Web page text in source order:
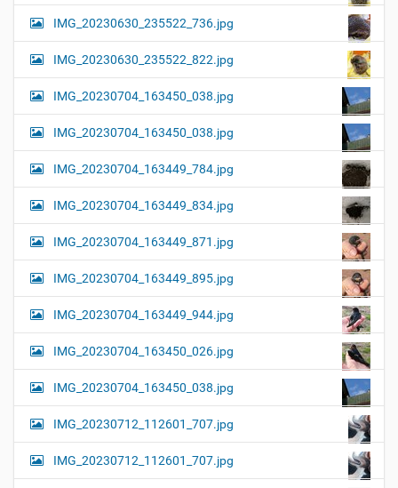
IMG_20230630_235522_736.jpg
IMG_20230630_235522_822.jpg
IMG_20230704_163450_038.jpg
IMG_20230704_163450_038.jpg
IMG_20230704_163449_784.jpg
IMG_20230704_163449_834.jpg
IMG_20230704_163449_871.jpg
IMG_20230704_163449_895.jpg
IMG_20230704_163449_944.jpg
IMG_20230704_163450_026.jpg
IMG_20230704_163450_038.jpg
IMG_20230712_112601_707.jpg
IMG_20230712_112601_707.jpg